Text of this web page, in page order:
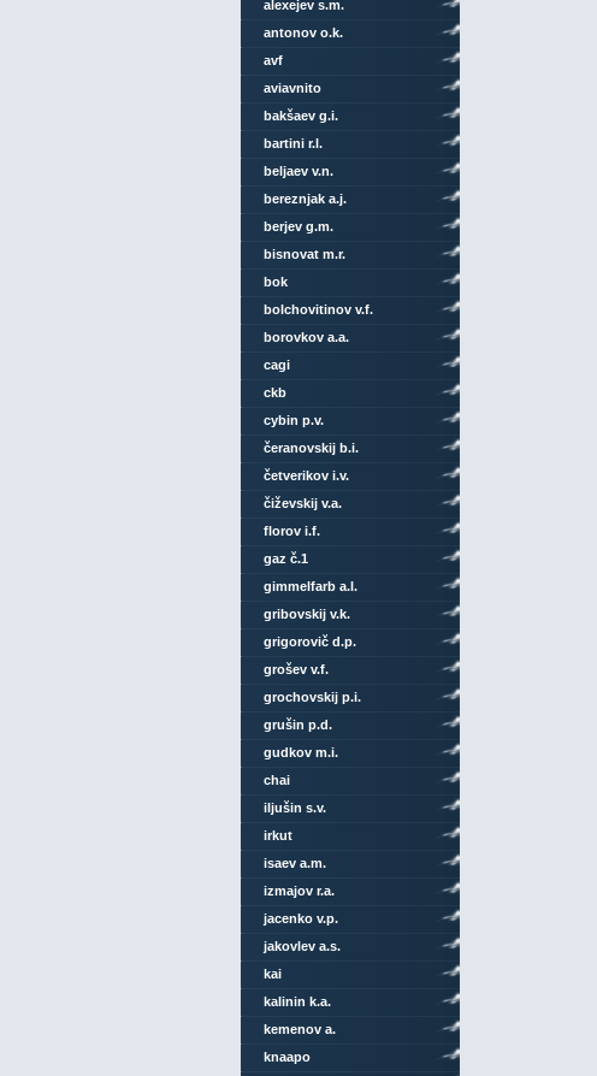
alexejev s.m.
antonov o.k.
avf
aviavnito
bakšaev g.i.
bartini r.l.
beljaev v.n.
bereznjak a.j.
berjev g.m.
bisnovat m.r.
bok
bolchovitinov v.f.
borovkov a.a.
cagi
ckb
cybin p.v.
čeranovskij b.i.
četverikov i.v.
čiževskij v.a.
florov i.f.
gaz č.1
gimmelfarb a.l.
gribovskij v.k.
grigorovič d.p.
grošev v.f.
grochovskij p.i.
grušin p.d.
gudkov m.i.
chai
iljušin s.v.
irkut
isaev a.m.
izmajov r.a.
jacenko v.p.
jakovlev a.s.
kai
kalinin k.a.
kemenov a.
knaapo